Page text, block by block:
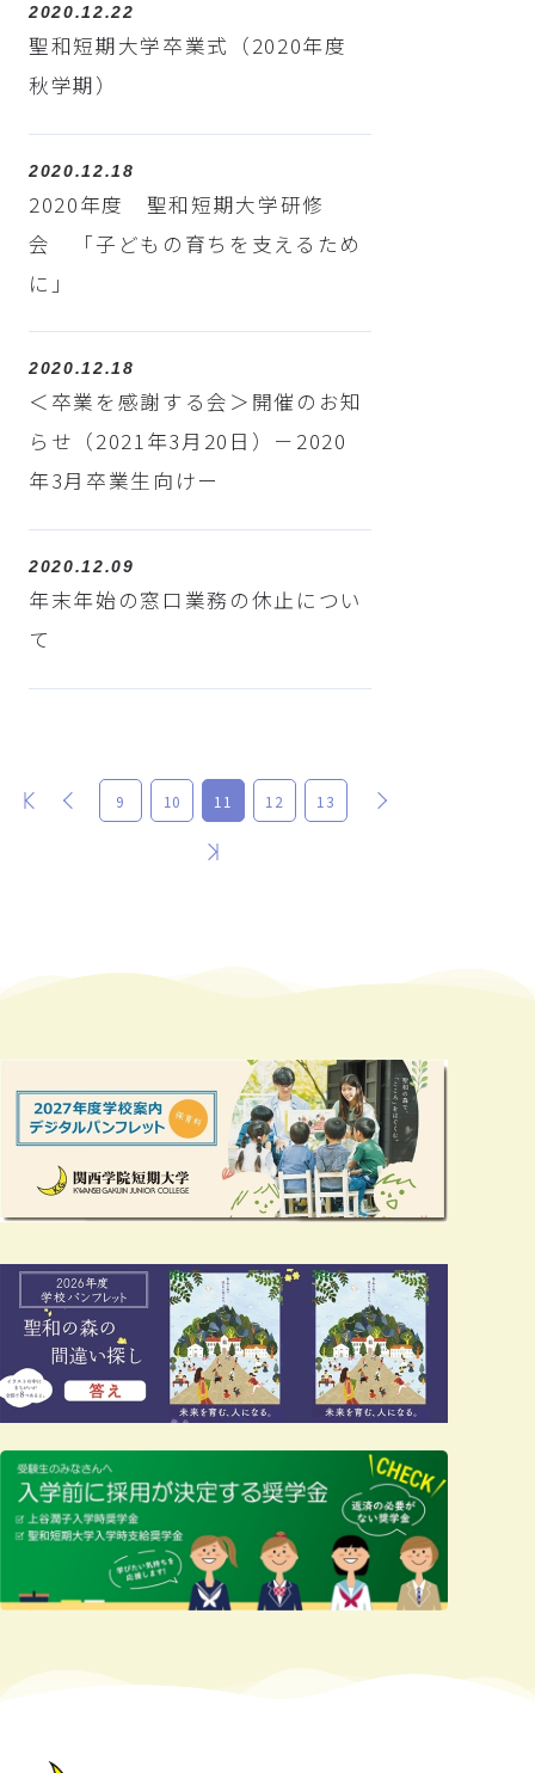
2020.12.22
聖和短期大学卒業式（2020年度
秋学期）
2020.12.18
2020年度 聖和短期大学研修
会 「子どもの育ちを支えるため
に」
2020.12.18
＜卒業を感謝する会＞開催のお知
らせ（2021年3月20日）－2020
年3月卒業生向けー
2020.12.09
年末年始の窓口業務の休止につい
て
最初 前 9 10 11 12 13
最後